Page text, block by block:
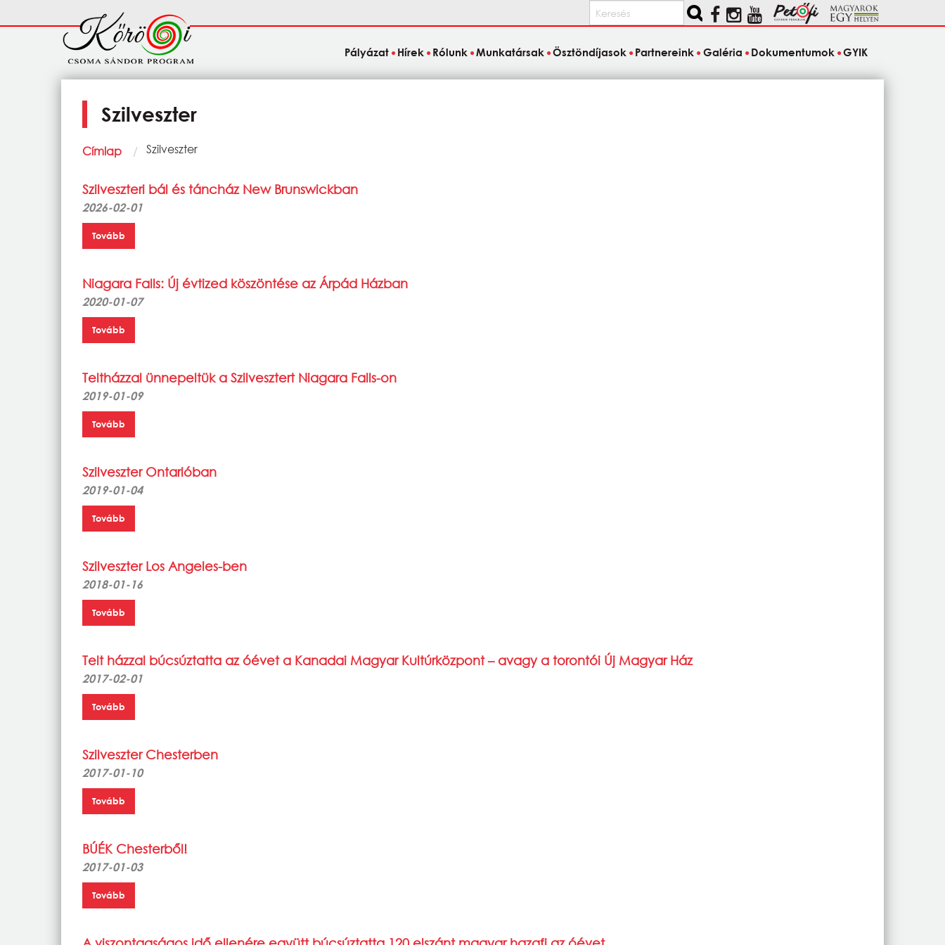
Keresés
Fő
navigáció
Pályázat Hírek Rólunk Munkatársak Ösztöndíjasok Partnereink Galéria Dokumentumok GYIK
Szilveszter
Morzsa
Címlap Current:
Szilveszter
Szilveszteri bál és táncház New Brunswickban
2026-02-01
Tovább
Niagara Falls: Új évtized köszöntése az Árpád Házban
2020-01-07
Tovább
Teltházzal ünnepeltük a Szilvesztert Niagara Falls-on
2019-01-09
Tovább
Szilveszter Ontarióban
2019-01-04
Tovább
Szilveszter Los Angeles-ben
2018-01-16
Tovább
Telt házzal búcsúztatta az óévet a Kanadai Magyar Kultúrközpont – avagy a torontói Új Magyar Ház
2017-02-01
Tovább
Szilveszter Chesterben
2017-01-10
Tovább
BÚÉK Chesterből!
2017-01-03
Tovább